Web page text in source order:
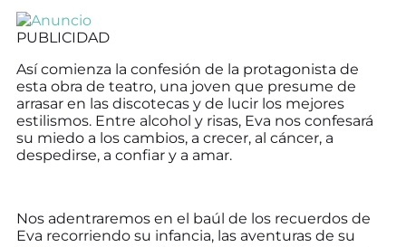
PUBLICIDAD
Así comienza la confesión de la protagonista de
esta obra de teatro, una joven que presume de
arrasar en las discotecas y de lucir los mejores
estilismos. Entre alcohol y risas, Eva nos confesará
su miedo a los cambios, a crecer, al cáncer, a
despedirse, a confiar y a amar.
Nos adentraremos en el baúl de los recuerdos de
Eva recorriendo su infancia, las aventuras de su